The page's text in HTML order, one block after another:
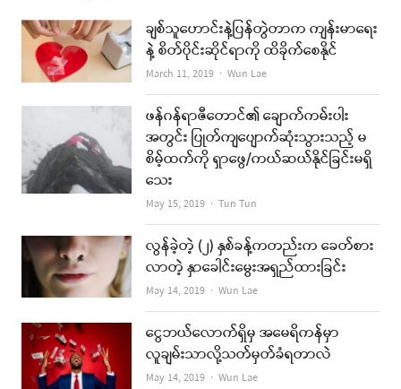
ချစ်သူဟောင်းနဲ့ပြန်တွဲတာက ကျန်းမာရေး
နဲ့ စိတ်ပိုင်းဆိုင်ရာကို ထိခိုက်စေနိုင်
March 11, 2019 Author
Wun Lae
ဖန်ဂန်ရာဇီတောင်၏ ချောက်ကမ်းပါး
အတွင်း ပြုတ်ကျပျောက်ဆုံးသွားသည့် မ
စိမ့်ထက်ကို ရှာဖွေ/ကယ်ဆယ်နိုင်ခြင်းမရှိ
သေး
May 15, 2019 Author
Tun Tun
လွန်ခဲ့တဲ့ (၂) နှစ်ခန့်ကတည်းက ခေတ်စား
လာတဲ့ နှာခေါင်းမွေးအရှည်ထားခြင်း
May 14, 2019 Author
Wun Lae
ငွေဘယ်လောက်ရှိမှ အမေရိကန်မှာ
လူချမ်းသာလို့သတ်မှတ်ခံရတာလဲ
May 14, 2019 Author
Wun Lae